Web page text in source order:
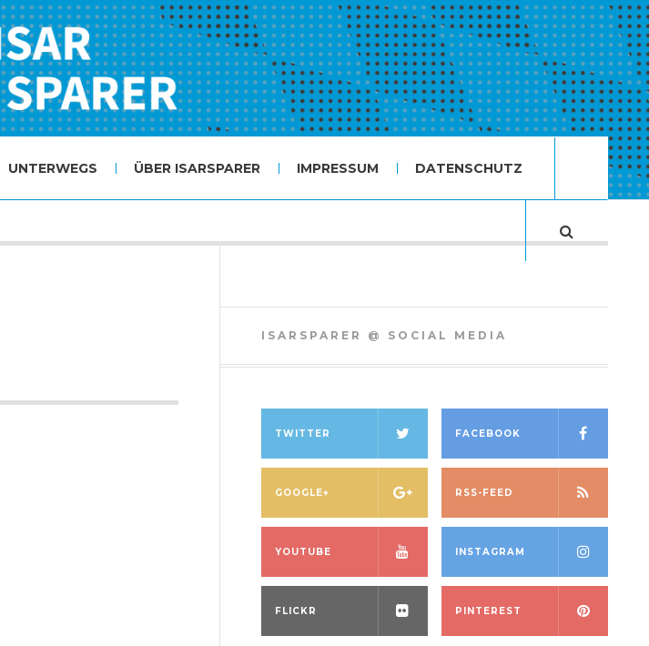
UNTERWEGS ÜBER ISARSPARER IMPRESSUM DATENSCHUTZ
ISARSPARER @ SOCIAL MEDIA
TWITTER FACEBOOK
GOOGLE+ RSS-FEED
YOUTUBE INSTAGRAM
FLICKR PINTEREST